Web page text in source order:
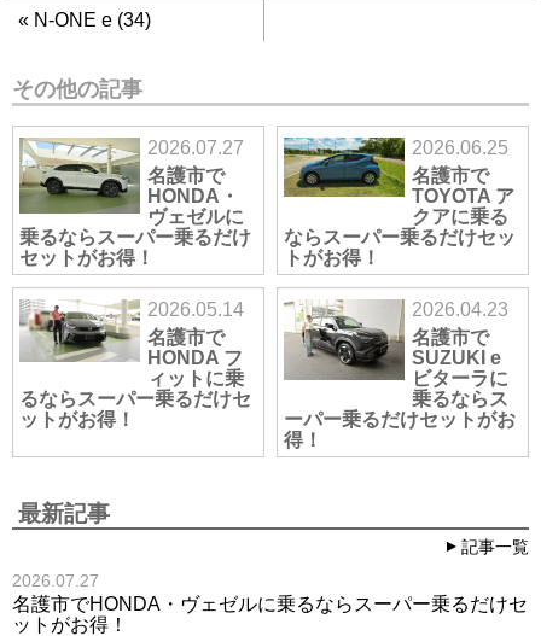
« N-ONE e (34)
その他の記事
2026.07.27
名護市で
HONDA・
ヴェゼルに
乗るならスーパー乗るだけ
セットがお得！
2026.06.25
名護市で
TOYOTA ア
クアに乗る
ならスーパー乗るだけセッ
トがお得！
2026.05.14
名護市で
HONDA フ
ィットに乗
るならスーパー乗るだけセ
ットがお得！
2026.04.23
名護市で
SUZUKI e
ビターラに
乗るならス
ーパー乗るだけセットがお
得！
最新記事
記事一覧
2026.07.27
名護市でHONDA・ヴェゼルに乗るならスーパー乗るだけセ
ットがお得！